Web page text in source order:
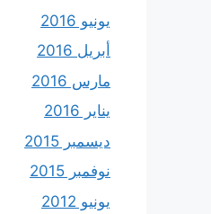
يونيو 2016
أبريل 2016
مارس 2016
يناير 2016
ديسمبر 2015
نوفمبر 2015
يونيو 2012